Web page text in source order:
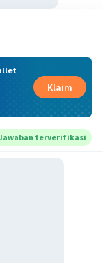
Klaim
terverifikasi